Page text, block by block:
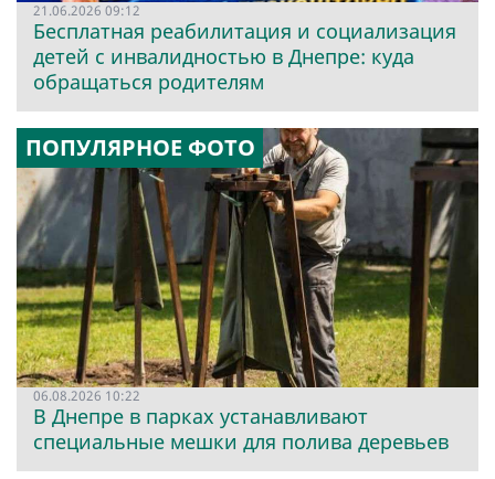
21.06.2026 09:12
Бесплатная реабилитация и социализация
детей с инвалидностью в Днепре: куда
обращаться родителям
ПОПУЛЯРНОЕ ФОТО
06.08.2026 10:22
В Днепре в парках устанавливают
специальные мешки для полива деревьев